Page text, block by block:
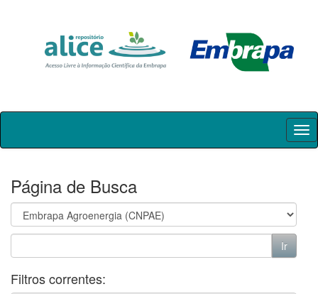
Skip
Página de Busca
Filtros correntes: